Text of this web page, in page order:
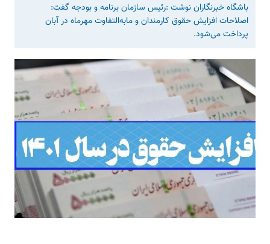
باشگاه خبرنگاران نوشت :رئیس سازمان برنامه و بودجه گفت:
اصلاحات افزایش حقوق کارمندان و مابه‌التفاوت مهرماه در آبان
پرداخت می‌شود.